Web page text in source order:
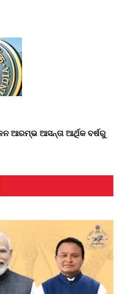
ଆରମ୍ଭ ଆସନ୍ତା ଆର୍ଥିକ ବର୍ଷରୁ